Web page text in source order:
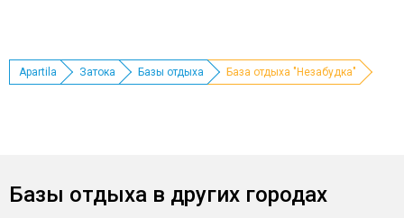
Apartila Затока Базы отдыха База отдыха "Незабудка"
Базы отдыха в других городах